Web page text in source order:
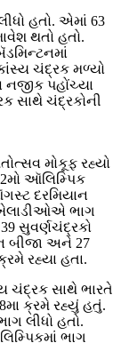
હતો. એમાં 63
થતો હતો.
ચંદ્રક મળ્યો
નજીક પહોંચ્યા
સાથે ચંદ્રકોની
મોકૂફ રહ્યો
ઑલિમ્પિક
દરમિયાન
ખેલાડીઓએ ભાગ
સુવર્ણચંદ્રકો
બીજા અને 27
રહ્યા હતા.
ચંદ્રક સાથે ભારતે
ક્રમે રહ્યું હતું.
લીધો હતો.
ભાગ